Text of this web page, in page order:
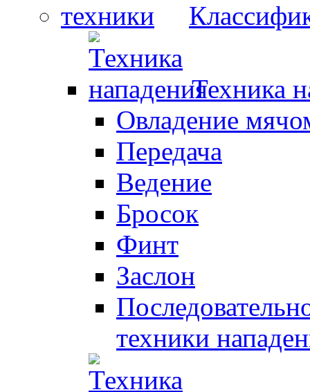
Техника
Овладение
Передача
Ведение
Бросок
Финт
Заслон
техники